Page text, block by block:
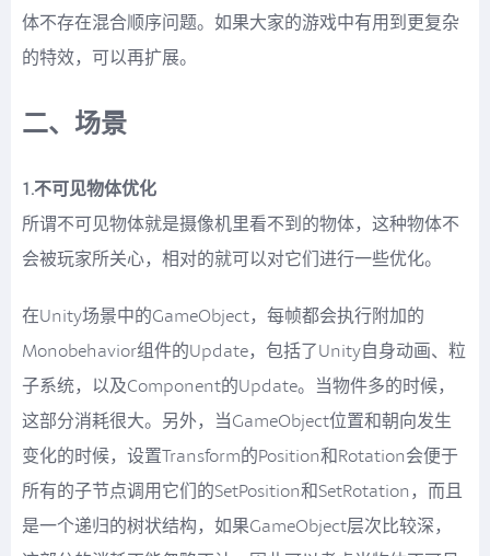
体不存在混合顺序问题。如果大家的游戏中有用到更复杂
的特效，可以再扩展。
二、场景
1.不可见物体优化
所谓不可见物体就是摄像机里看不到的物体，这种物体不
会被玩家所关心，相对的就可以对它们进行一些优化。
在Unity场景中的GameObject，每帧都会执行附加的
Monobehavior组件的Update，包括了Unity自身动画、粒
子系统，以及Component的Update。当物件多的时候，
这部分消耗很大。另外，当GameObject位置和朝向发生
变化的时候，设置Transform的Position和Rotation会便于
所有的子节点调用它们的SetPosition和SetRotation，而且
是一个递归的树状结构，如果GameObject层次比较深，